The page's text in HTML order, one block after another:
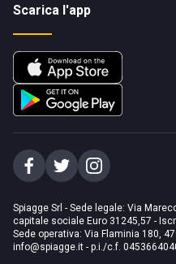
Scarica l'app
Spiagge Srl - Sede legale: Via
capitale sociale Euro 31245,57 -
Sede operativa: Via Flaminia 180,
info@spiagge.it - p.i./c.f.